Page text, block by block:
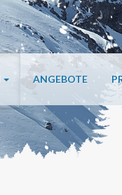
ANGEBOTE